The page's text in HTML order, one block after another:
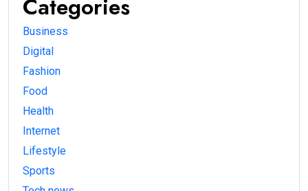
Categories
Business
Digital
Fashion
Food
Health
Internet
Lifestyle
Sports